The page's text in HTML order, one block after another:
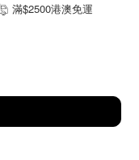
滿$2500港澳免運